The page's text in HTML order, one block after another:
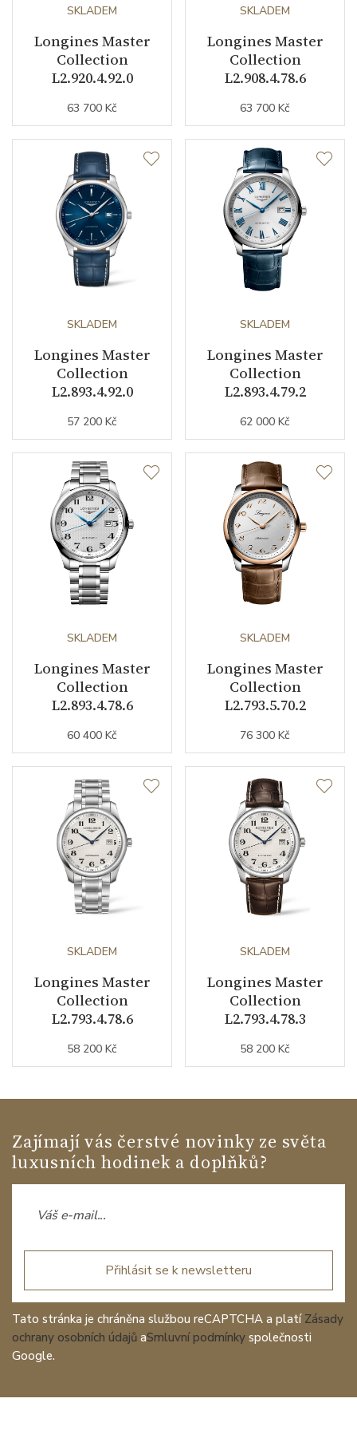
Kalibr strojku automatický nátah
Kameny strojku
Kyvy strojku
Datumovka
Sekundová ručka
Barva číselníku
Indexy číselníku římské číslice
Materiál řemínku nerezová ocel
Barva řemínku ocelový tah
Materiál spony nerezová ocel
Doplňující údaje
Modelová řada Master Collection
SKLADEM
Longines Master
Collection
L2.920.4.92.0
63 700 Kč
SKLADEM
Longines Master
Collection
L2.908.4.78.6
63 700 Kč
SKLADEM
Longines Master
Collection
L2.893.4.92.0
57 200 Kč
SKLADEM
Longines Master
Collection
L2.893.4.79.2
62 000 Kč
SKLADEM
Longines Master
Collection
L2.893.4.78.6
60 400 Kč
SKLADEM
Longines Master
Collection
L2.793.5.70.2
76 300 Kč
SKLADEM
Longines Master
Collection
L2.793.4.78.6
58 200 Kč
SKLADEM
Longines Master
Collection
L2.793.4.78.3
58 200 Kč
Zajímají vás čerstvé novinky ze světa
luxusních hodinek a doplňků?
Přihlásit se k newsletteru
Tato stránka je chráněna službou reCAPTCHA a platí Zásady
ochrany osobních údajů aSmluvní podmínky společnosti
Google.